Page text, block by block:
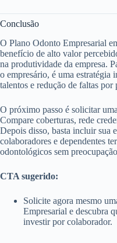
Conclusão
O Plano Odonto Empresarial
benefício de alto valor
na produtividade da empresa.
o empresário, é uma estratégia
talentos e redução de faltas por
O próximo passo é solicitar
Compare coberturas, rede
Depois disso, basta incluir sua
colaboradores e dependentes
odontológicos sem
CTA sugerido:
Solicite agora mesmo
Empresarial e descubra
investir por colaborador.